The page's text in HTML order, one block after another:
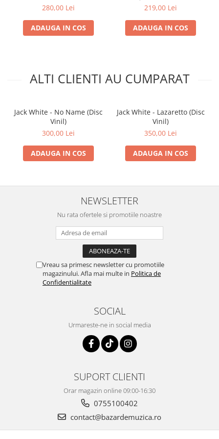
Me Avivé (Dawned On Me - Spanish Version)
280,00 Lei
ADAUGA IN COS
219,00 Lei
ADAUGA IN COS
ALTI CLIENTI AU CUMPARAT
Jack White - No Name (Disc
Vinil)
300,00 Lei
ADAUGA IN COS
Jack White - Lazaretto (Disc
Vinil)
350,00 Lei
ADAUGA IN COS
NEWSLETTER
Nu rata ofertele si promotiile noastre
Vreau sa primesc newsletter cu promotiile
magazinului. Afla mai multe in Politica de
Confidentialitate
SOCIAL
Urmareste-ne in social media
SUPORT CLIENTI
Orar magazin online 09:00-16:30
0755100402
contact@bazardemuzica.ro